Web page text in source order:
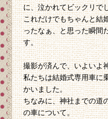
に、泣かれてビックリで
これだけでもちゃんと結
ったなぁ、と思った瞬間
す。
撮影が済んで、いよいよ
私たちは結婚式専用車に
かいました。
ちなみに、神社までの道
の車について。